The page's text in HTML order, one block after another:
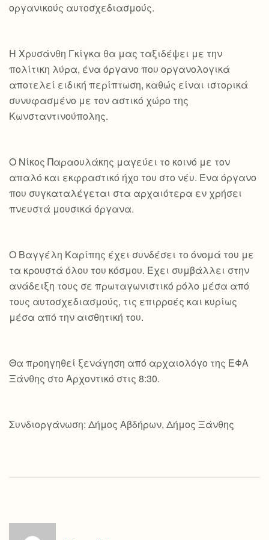
οργανικούς αυτοσχεδιασμούς.
Η Χρυσάνθη Γκίγκα θα μας ταξιδέψει με την
πολίτικη λύρα, ένα όργανο που οργανολογικά
αποτελεί ειδική περίπτωση, καθώς είναι ιστορικά
συνυφασμένο με τον αστικό χώρο της
Κωνσταντινούπολης.
Ο Νίκος Παραουλάκης μαγεύει το κοινό με τον
απαλό και εκφραστικό ήχο του στο νέυ. Ένα όργανο
που συγκαταλέγεται στα αρχαιότερα εν χρήσει
πνευστά μουσικά όργανα.
Ο Βαγγέλη Καρίπης έχει συνδέσει το όνομά του με
τα κρουστά όλου του κόσμου. Έχει συμβάλλει στην
ανάδειξη τους σε πρωταγωνιστικό ρόλο μέσα από
τους αυτοσχεδιασμούς, τις επιρροές και κυρίως
μέσα από την αισθητική του.
Θα προηγηθεί ξενάγηση από αρχαιολόγο της ΕΦΑ
Ξάνθης στο Αρχοντικό στις 8:30.
Συνδιοργάνωση: Δήμος Αβδήρων, Δήμος Ξάνθης